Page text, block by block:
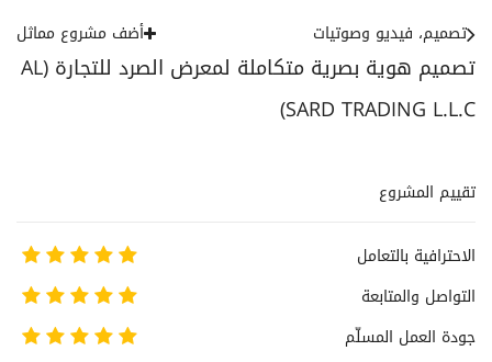
تصميم هوية بصرية متكاملة لمعرض الصرد للتجارة (AL
SARD TRADING L.L.C)
تصميم، فيديو وصوتيات أضف مشروع مماثل
تقييم المشروع
الاحترافية بالتعامل
التواصل والمتابعة
جودة العمل المسلّم